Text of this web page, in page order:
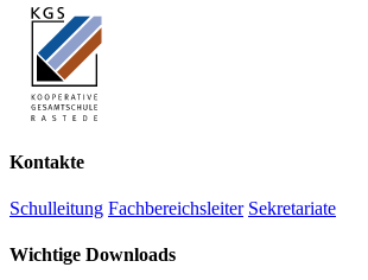
Kontakte
Schulleitung Fachbereichsleiter Sekretariate
Wichtige Downloads